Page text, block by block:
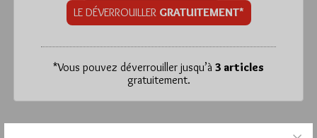
LE DÉVERROUILLER GRATUITEMENT*
*Vous pouvez déverrouiller jusqu’à 3 articles
gratuitement.